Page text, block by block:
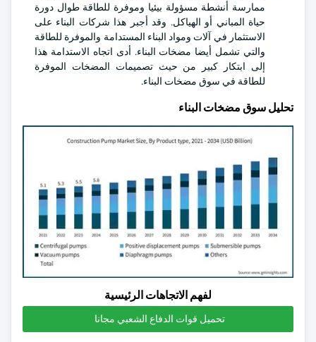
ممارسة أنشطة مسؤولة بيئيا وموفرة للطاقة طوال دورة
حياة المباني أو الهياكل. وقد أجبر هذا شركات البناء على
الاستثمار في آلات ومواد البناء المستدامة والموفرة للطاقة
والتي تشمل أيضا مضخات البناء. أدى اتجاه الاستدامة هذا
إلى ابتكار كبير من حيث تصميمات المضخات الموفرة
للطاقة في سوق مضخات البناء.
تحليل سوق مضخات البناء
لفهم الاتجاهات الرئيسية
تحميل قوات الدفاع الشعبي مجانا